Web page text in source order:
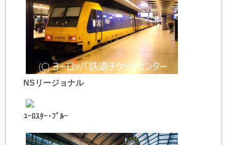
NSリージョナル
ﾕｰﾛｽﾀｰ･ﾌﾞﾙｰ